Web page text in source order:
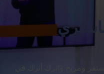
ومربح واترك أثرك في